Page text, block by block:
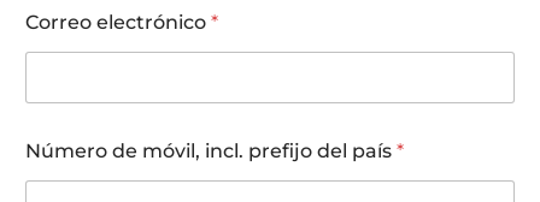
ó
n
i
o
e
Correo electrónico *
Número de móvil, incl. prefijo del país *